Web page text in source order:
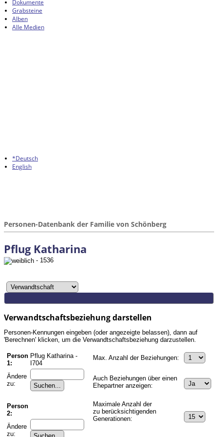
Dokumente
Grabsteine
Alben
Alle Medien
*Deutsch
English
Personen-Datenbank der Familie von Schönberg
Pflug Katharina
- 1536
Verwandtschaftsbeziehung darstellen
Personen-Kennungen eingeben (oder angezeigte belassen), dann auf
'Berechnen' klicken, um die Verwandtschaftsbeziehung darzustellen.
Person
1:
Pflug Katharina -
I704
Ändere
zu:
Person
2:
Ändere
zu:
Max. Anzahl der Beziehungen:
Auch Beziehungen über einen
Ehepartner anzeigen:
Maximale Anzahl der
zu berücksichtigenden
Generationen: